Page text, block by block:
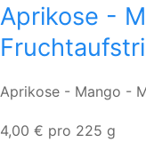
Aprikose -
Aprikose - Mango -
4,00 € pro 225 g